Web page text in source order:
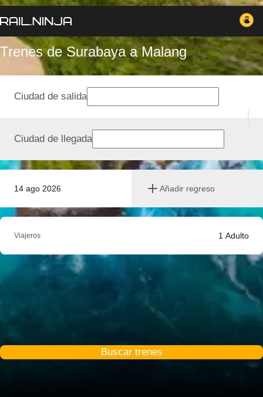
Trenes de Surabaya a Malang
14 ago 2026 Añadir regreso
Ciudad de salida
Ciudad de llegada
Viajeros 1 Adulto
Buscar trenes